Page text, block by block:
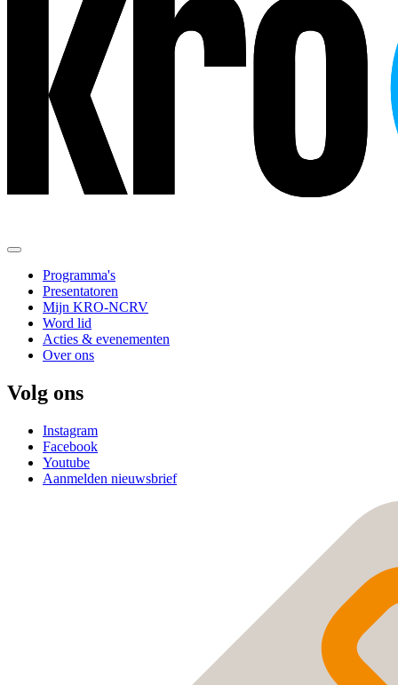
Programma's
Presentatoren
Mijn KRO-NCRV
Word lid
Acties & evenementen
Over ons
Volg ons
Instagram
Facebook
Youtube
Aanmelden nieuwsbrief